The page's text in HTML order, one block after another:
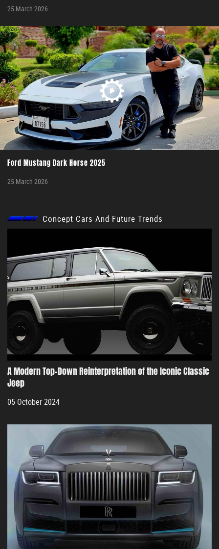
25 March 2026
Ford Mustang Dark Horse 2025
25 March 2026
Concept Cars And Future Trends
A Modern Top-Down Reinterpretation of the Iconic Classic
Jeep
05 October 2024